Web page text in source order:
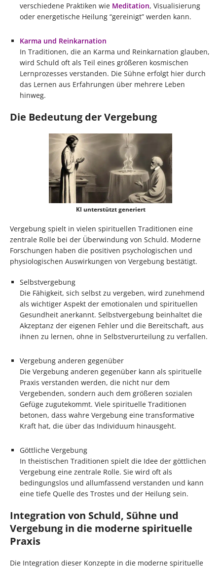
verschiedene Praktiken wie Meditation, Visualisierung
oder energetische Heilung “gereinigt” werden kann.
Karma und Reinkarnation
In Traditionen, die an Karma und Reinkarnation glauben,
wird Schuld oft als Teil eines größeren kosmischen
Lernprozesses verstanden. Die Sühne erfolgt hier durch
das Lernen aus Erfahrungen über mehrere Leben
hinweg.
Die Bedeutung der Vergebung
KI unterstützt generiert
Vergebung spielt in vielen spirituellen Traditionen eine
zentrale Rolle bei der Überwindung von Schuld. Moderne
Forschungen haben die positiven psychologischen und
physiologischen Auswirkungen von Vergebung bestätigt.
Selbstvergebung
Die Fähigkeit, sich selbst zu vergeben, wird zunehmend
als wichtiger Aspekt der emotionalen und spirituellen
Gesundheit anerkannt. Selbstvergebung beinhaltet die
Akzeptanz der eigenen Fehler und die Bereitschaft, aus
ihnen zu lernen, ohne in Selbstverurteilung zu verfallen.
Vergebung anderen gegenüber
Die Vergebung anderen gegenüber kann als spirituelle
Praxis verstanden werden, die nicht nur dem
Vergebenden, sondern auch dem größeren sozialen
Gefüge zugutekommt. Viele spirituelle Traditionen
betonen, dass wahre Vergebung eine transformative
Kraft hat, die über das Individuum hinausgeht.
Göttliche Vergebung
In theistischen Traditionen spielt die Idee der göttlichen
Vergebung eine zentrale Rolle. Sie wird oft als
bedingungslos und allumfassend verstanden und kann
eine tiefe Quelle des Trostes und der Heilung sein.
Integration von Schuld, Sühne und
Vergebung in die moderne spirituelle
Praxis
Die Integration dieser Konzepte in die moderne spirituelle